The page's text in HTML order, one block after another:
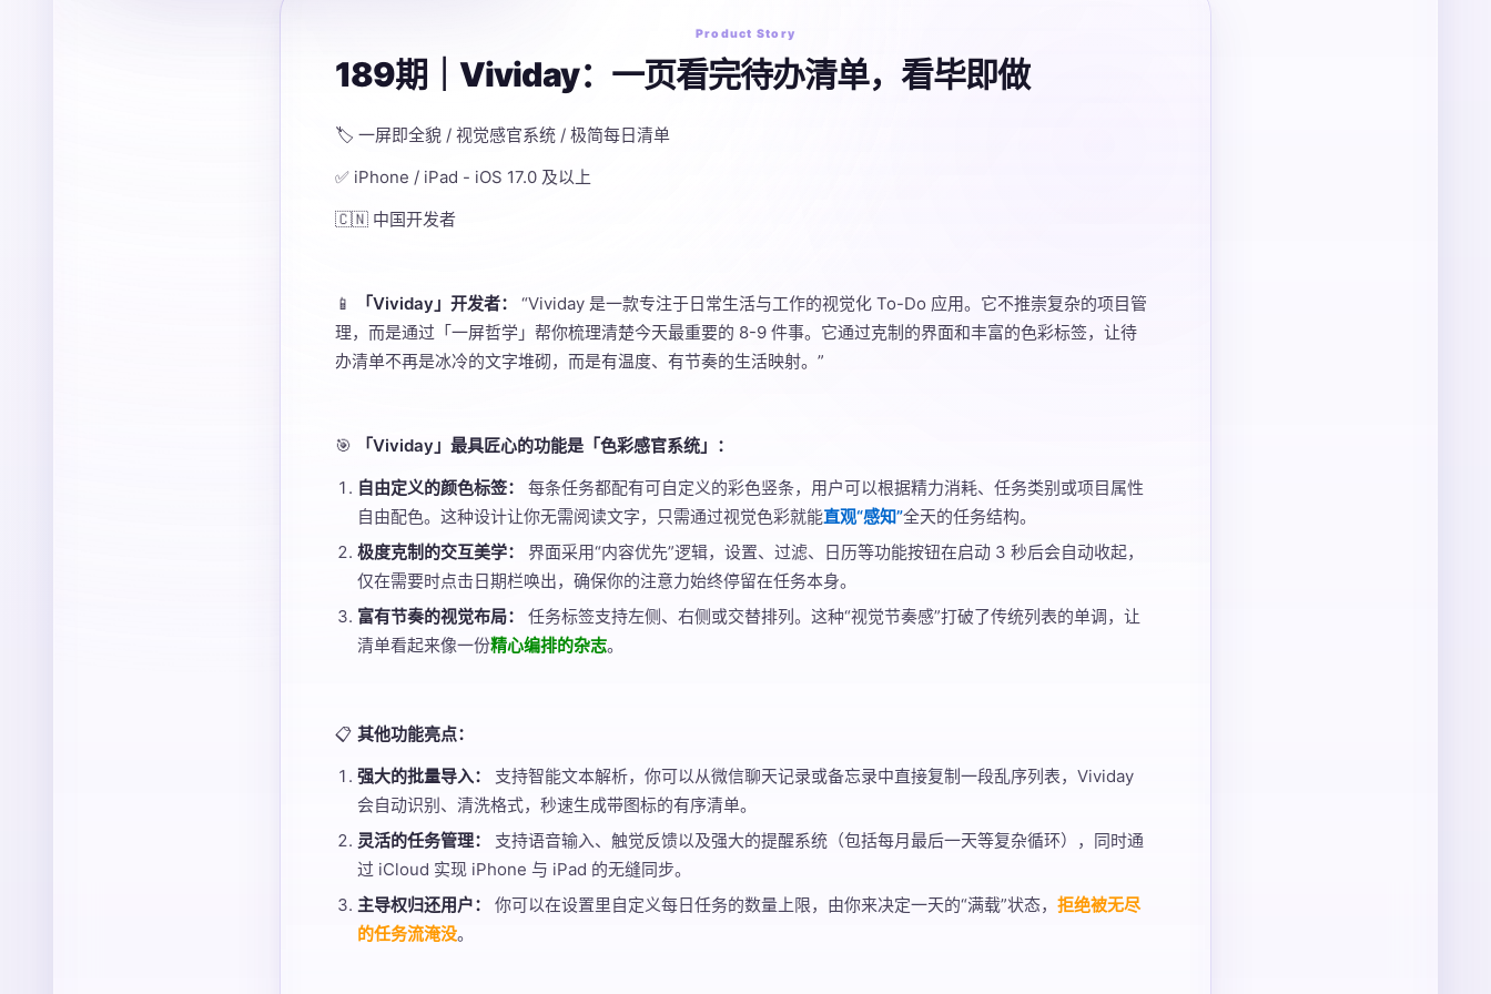
Product Story
189期｜Vividay：一页看完待办清单，看毕即做
🏷️ 一屏即全貌 / 视觉感官系统 / 极简每日清单
✅ iPhone / iPad - iOS 17.0 及以上
🇨🇳 中国开发者
📱 「Vividay」开发者：
“Vividay 是一款专注于日常生活与工作的视觉化 To-Do 应用。它不推崇复杂的项目管
理，而是通过「一屏哲学」帮你梳理清楚今天最重要的 8-9 件事。它通过克制的界面和丰富的色彩标签，让待
办清单不再是冰冷的文字堆砌，而是有温度、有节奏的生活映射。”
🎯
「Vividay」最具匠心的功能是「色彩感官系统」：
自由定义的颜色标签：
每条任务都配有可自定义的彩色竖条，用户可以根据精力消耗、任务类别或项目属性
自由配色。这种设计让你无需阅读文字，只需通过视觉色彩就能直观“感知”全天的任务结构。
极度克制的交互美学：
界面采用“内容优先”逻辑，设置、过滤、日历等功能按钮在启动 3 秒后会自动收起，
仅在需要时点击日期栏唤出，确保你的注意力始终停留在任务本身。
富有节奏的视觉布局：
任务标签支持左侧、右侧或交替排列。这种“视觉节奏感”打破了传统列表的单调，让
清单看起来像一份精心编排的杂志。
📋 其他功能亮点：
强大的批量导入：
支持智能文本解析，你可以从微信聊天记录或备忘录中直接复制一段乱序列表，Vividay
会自动识别、清洗格式，秒速生成带图标的有序清单。
灵活的任务管理：
支持语音输入、触觉反馈以及强大的提醒系统（包括每月最后一天等复杂循环），同时通
过 iCloud 实现 iPhone 与 iPad 的无缝同步。
主导权归还用户：
你可以在设置里自定义每日任务的数量上限，由你来决定一天的“满载”状态， 拒绝被无尽
的任务流淹没。